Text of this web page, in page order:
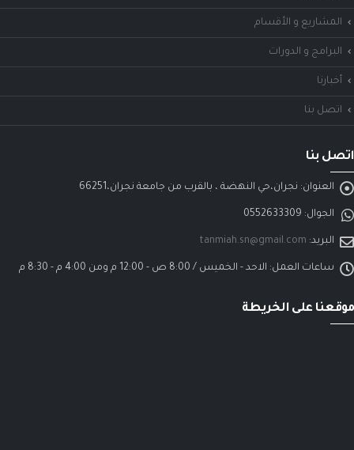
المشاريع و الأقسام
البرامج و الدورات
أخبارنا
اتصل بنا
اتصل بنا
العنوان: نجران،حي النهضة ، بالقرب من جامعة نجران،66251
الجوال: 0552633309
البريد: tanmiah.sn@gmail.com
ساعات العمل: الاحد - الخميس / 8:00 ص - 12:00 م ومن 4:00 م - 8:30 م
موقعنا على الخريطة